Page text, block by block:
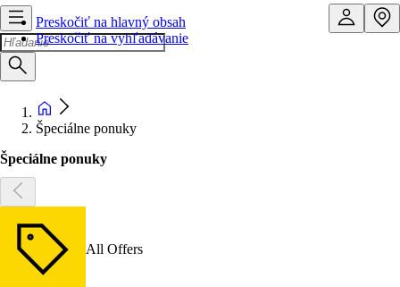
Preskočiť na hlavný obsah
Preskočiť na vyhľadávanie
Špeciálne ponuky
Špeciálne ponuky
All Offers